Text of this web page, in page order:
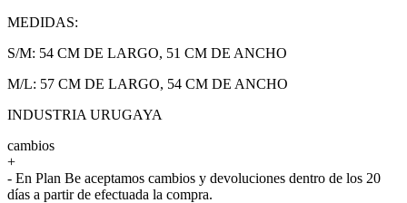
MEDIDAS:
S/M: 54 CM DE LARGO, 51 CM DE ANCHO
M/L: 57 CM DE LARGO, 54 CM DE ANCHO
INDUSTRIA URUGAYA
cambios
+
- En Plan Be aceptamos cambios y devoluciones dentro de los 20
días a partir de efectuada la compra.